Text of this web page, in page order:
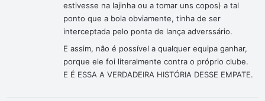
estivesse na lajinha ou a tomar uns copos) a tal
ponto que a bola obviamente, tinha de ser
interceptada pelo ponta de lança adverssário.
E assim, não é possível a qualquer equipa ganhar,
porque ele foi literalmente contra o próprio clube.
E É ESSA A VERDADEIRA HISTÓRIA DESSE EMPATE.